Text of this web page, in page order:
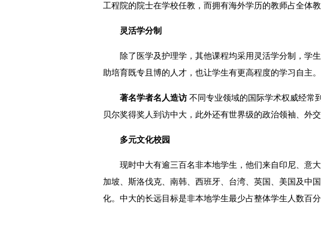
工程院的院士在学校任教，而拥有海外学历的教师占全体教
灵活学分制
除了医学及护理学，其他课程均采用灵活学分制，学
助培育既专且博的人才，也让学生有更高程度的学习自主。
著名学者名人造访不同专业领域的国际学术权威经常
贝尔奖得奖人到访中大，此外还有世界级的政治领袖、外
多元文化校园
现时中大有逾三百名非本地学生，他们来自印尼、意
加坡、斯洛伐克、南韩、西班牙、台湾、英国、美国及中
化。中大的长远目标是非本地学生最少占整体学生人数百分